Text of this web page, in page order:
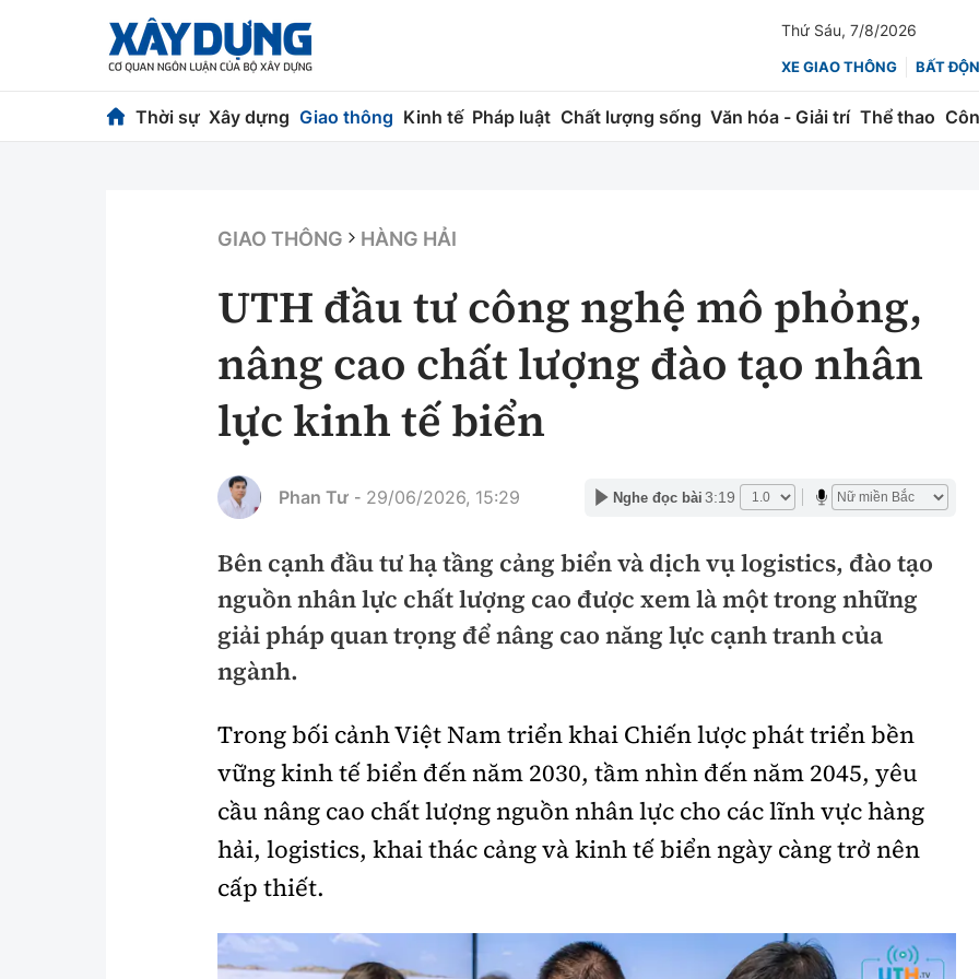
Thứ Sáu, 7/8/2026
XE GIAO THÔNG BẤT
Thời sự Xây dựng Giao thông Kinh tế Pháp luật Chất lượng sống Văn hóa - Giải trí Thể thao
Chuyện dọc đường
Chỉ đạo điều hành
Vật liệu xây dựng
Giám định chất lượng
Quản lý đô thị
Hàng không
Đường sắt
Hàng hải
Đường sắt đô thị
Thi viết về Ngành
Chứng khoán
Bảo hiểm
An ninh hình sự
An toàn giao thông
Giao thông 24h
ATGT địa phương
Chung tay vì ATGT
Gương sáng giao thông
xem thêm
Văn hóa Bóng đá Công nghệ mới
GIAO THÔNG HÀNG HẢI
UTH đầu tư công nghệ mô phỏng,
nâng cao chất lượng đào tạo nhân
lực kinh tế biển
Phan Tư - 29/06/2026, 15:29 Nghe đọc bài 3:19
Bên cạnh đầu tư hạ tầng cảng biển và dịch vụ logistics, đào tạo
nguồn nhân lực chất lượng cao được xem là một trong những
giải pháp quan trọng để nâng cao năng lực cạnh tranh của
ngành.
Trong bối cảnh Việt Nam triển khai Chiến lược phát triển bền
vững kinh tế biển đến năm 2030, tầm nhìn đến năm 2045, yêu
cầu nâng cao chất lượng nguồn nhân lực cho các lĩnh vực hàng
hải, logistics, khai thác cảng và kinh tế biển ngày càng trở nên
cấp thiết.